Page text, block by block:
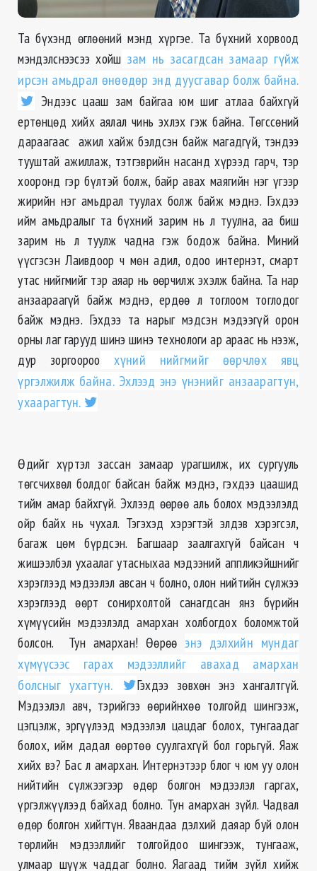
Та бүхэнд өглөөний мэнд хүргэе. Та бүхний хорвоод
мэндэлснээсээ хойш зам нь засагдсан замаар гүйж
ирсэн амьдрал өнөөдөр энд дуусгавар болж байна.
Эндээс цааш зам байгаа юм шиг атлаа байхгүй
ертөнцөд хийх аялал чинь эхлэх гэж байна. Төгссөний
дараагаас ажил хайж бэлдсэн байж магадгүй, тэндээ
тууштай ажиллаж, тэтгэврийн насанд хүрээд гарч, тэр
хооронд гэр бүлтэй болж, байр авах маягийн нэг үгээр
жирийн нэг амьдрал туулах болж байж мэднэ. Гэхдээ
ийм амьдралыг та бүхний зарим нь л туулна, аа биш
зарим нь л туулж чадна гэж бодож байна. Миний
үүсгэсэн Лаивдоор ч мөн адил, одоо интернэт, смарт
утас нийгмийг тэр аяар нь өөрчилж эхэлж байна. Та нар
анзаараагүй байж мэднэ, ердөө л тоглоом тоглодог
байж мэднэ. Гэхдээ та нарыг мэдсэн мэдээгүй орон
орны лаг гарууд шинэ шинэ технологи ар араас нь нээж,
дур зоргоороо хүний нийгмийг өөрчлөх явц
үргэлжилж байна. Эхлээд энэ үнэнийг анзаарагтун,
ухаарагтун.
Өдийг хүртэл зассан замаар урагшилж, их сургууль
төгсчихвөл болдог байсан байж мэднэ, гэхдээ цаашид
тийм амар байхгүй. Эхлээд өөрөө аль болох мэдээлэлд
ойр байх нь чухал. Тэгэхэд хэрэгтэй элдэв хэрэгсэл,
багаж цөм бүрдсэн. Багшаар заалгахгүй байсан ч
жишээлбэл ухаалаг утасныхаа мэдээний аппликэйшнийг
хэрэглээд мэдээлэл авсан ч болно, олон нийтийн сүлжээ
хэрэглээд өөрт сонирхолтой санагдсан янз бүрийн
хүмүүсийн мэдээлэлд амархан холбогдох боломжтой
болсон. Тун амархан! Өөрөөэнэ дэлхийн мундаг
хүмүүсээс гарах мэдээллийг авахад амархан
болсныг ухагтун.
Гэхдээ зөвхөн энэ хангалтгүй.
Мэдээлэл авч, тэрийгээ өөрийнхөө толгойд шингээж,
цэгцэлж, эргүүлээд мэдээлэл цацдаг болох, тунгаадаг
болох, ийм дадал өөртөө суулгахгүй бол горьгүй. Яаж
хийх вэ? Бас л амархан. Интернэтээр блог ч юм уу олон
нийтийн сүлжээгээр өдөр болгон мэдээлэл гаргах,
үргэлжүүлээд байхад болно. Тун амархан зүйл. Чадвал
өдөр болгон хийгтүн. Яваандаа дэлхий даяар буй олон
төрлийн мэдээллийг толгойдоо шингээж, тунгааж,
улмаар шүүж чаддаг болно. Яагаад тийм зүйл хийж